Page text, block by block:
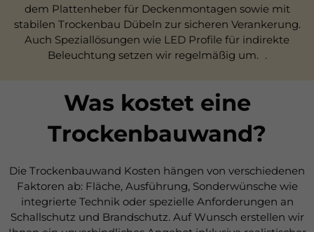
dem Plattenheber für Deckenmontagen sowie mit
stabilen Trockenbau Dübeln zur sicheren Verankerung.
Auch Speziallösungen wie LED Profile für indirekte
Beleuchtung setzen wir regelmäßig um. .
Was kostet eine
Trockenbauwand?
Die Trockenbauwand Kosten hängen von verschiedenen
Faktoren ab: Fläche, Ausführung, Sonderwünsche wie
integrierte Technik oder spezielle Anforderungen an
Schallschutz und Brandschutz. Auf Wunsch erstellen wir